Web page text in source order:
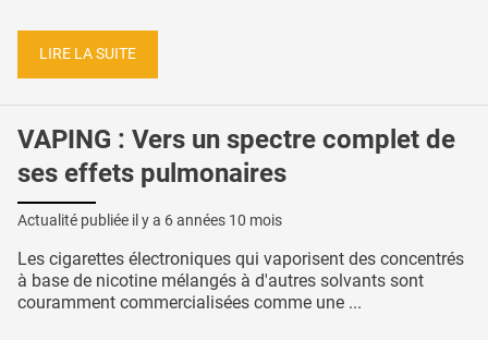
LIRE LA SUITE
VAPING : Vers un spectre complet de
ses effets pulmonaires
Actualité publiée il y a 6 années 10 mois
Les cigarettes électroniques qui vaporisent des concentrés
à base de nicotine mélangés à d'autres solvants sont
couramment commercialisées comme une ...